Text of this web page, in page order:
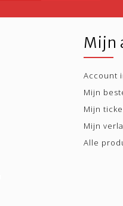
Mijn
Account
Mijn
Mijn
Mijn
Alle